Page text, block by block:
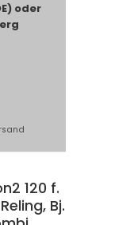
oder
120 f.
Bj.